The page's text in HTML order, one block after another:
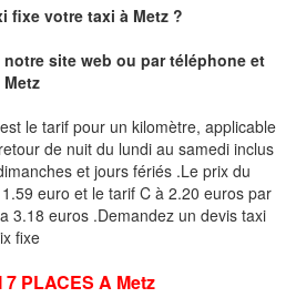
fixe votre taxi à Metz ?
site web ou par téléphone et
Metz
le tarif pour un kilomètre, applicable
de nuit du lundi au samedi inclus
et jours fériés .Le prix du
euro et le tarif C à 2.20 euros par
3.18 euros .Demandez un devis taxi
fixe
7 PLACES A Metz